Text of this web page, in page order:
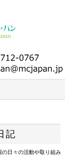
記
の日々の活動や取り組み